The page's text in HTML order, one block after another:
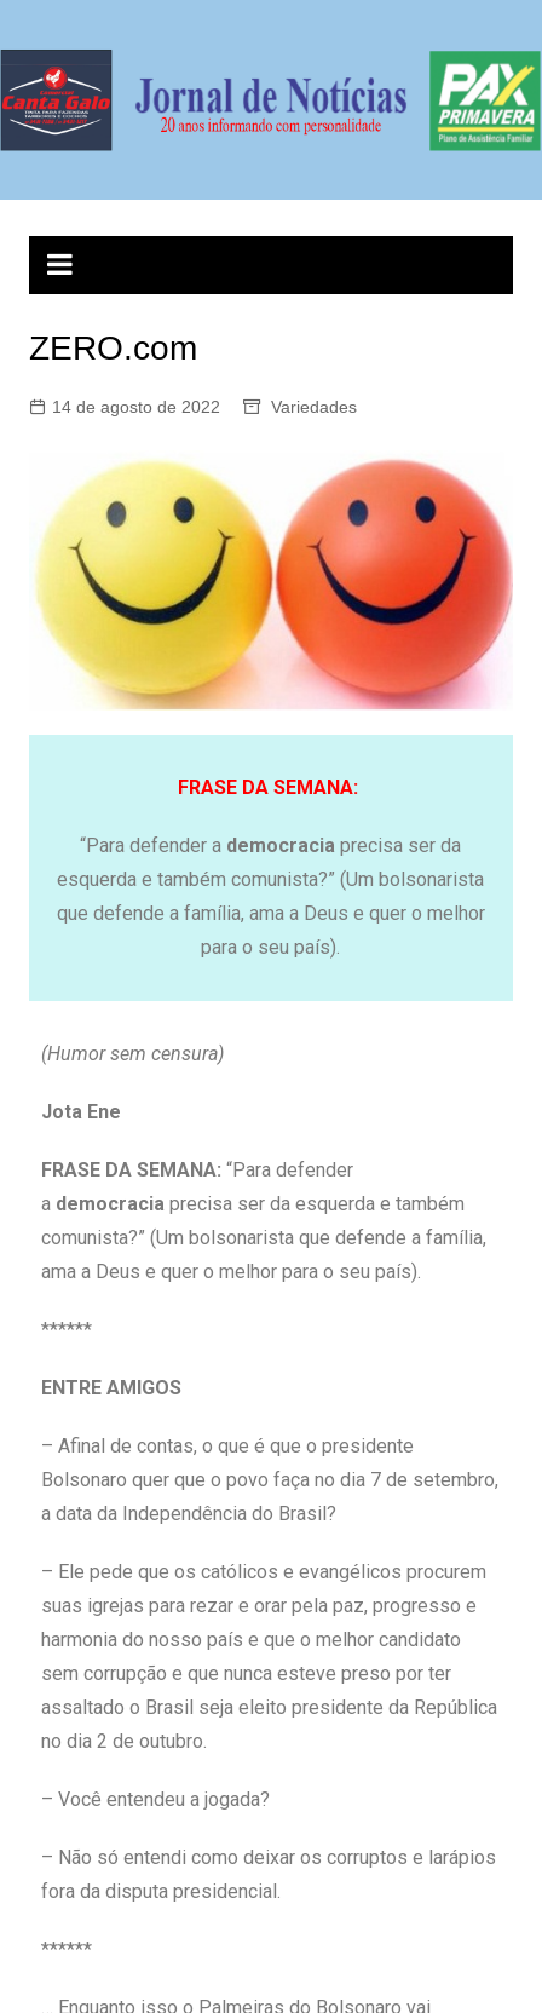
ZERO.com
14 de agosto de 2022 Variedades
FRASE DA SEMANA:
“Para defender a democracia precisa ser da
esquerda e também comunista?” (Um bolsonarista
que defende a família, ama a Deus e quer o melhor
para o seu país).
(Humor sem censura)
Jota Ene
FRASE DA SEMANA: “Para defender
a democraciaprecisa ser da esquerda e também
comunista?” (Um bolsonarista que defende a família,
ama a Deus e quer o melhor para o seu país).
******
ENTRE AMIGOS
– Afinal de contas, o que é que o presidente
Bolsonaro quer que o povo faça no dia 7 de setembro,
a data da Independência do Brasil?
– Ele pede que os católicos e evangélicos procurem
suas igrejas para rezar e orar pela paz, progresso e
harmonia do nosso país e que o melhor candidato
sem corrupção e que nunca esteve preso por ter
assaltado o Brasil seja eleito presidente da República
no dia 2 de outubro.
– Você entendeu a jogada?
– Não só entendi como deixar os corruptos e larápios
fora da disputa presidencial.
******
… Enquanto isso o Palmeiras do Bolsonaro vai